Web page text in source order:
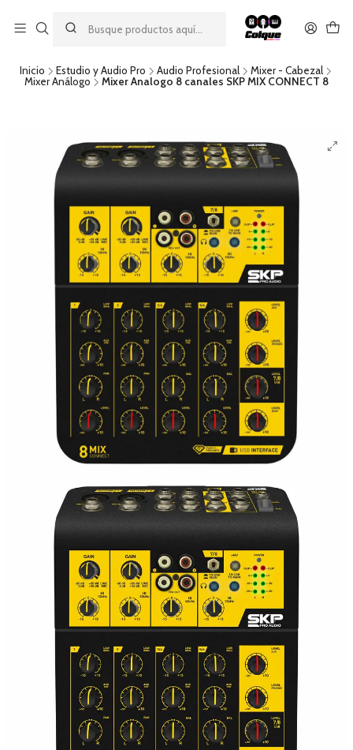
descuento por pago con transferencia bancaria
por una compra mínima de $49.990. Este descuento no es
acumulable a otras promociones ni aplicable a gastos de envío.
Inicio Estudio y Audio Pro Audio Profesional
Mixer - Cabezal
Mixer Análogo
Mixer Analogo 8 canales SKP MIX CONNECT 8